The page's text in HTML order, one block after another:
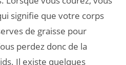
signifie que votre corps
de graisse pour
perdez donc de la
Il existe quelques